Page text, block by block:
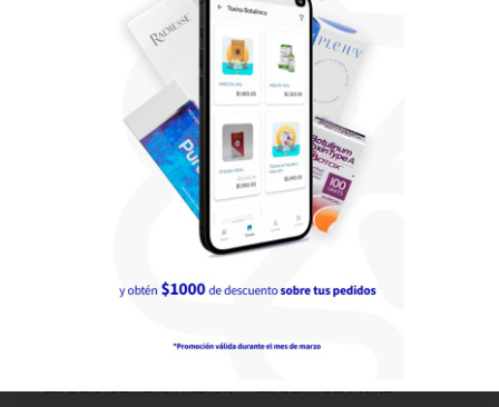
Añadir al carrito
LIPOCANULA 27G X 38MM
LIPOCANULA TIME